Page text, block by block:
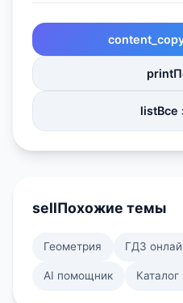
print
listВсе
sellПохожие темы
Геометрия ГДЗ
AI помощник